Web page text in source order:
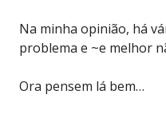
Na minha opinião, há
problema e ~e melhor
Ora pensem lá bem…